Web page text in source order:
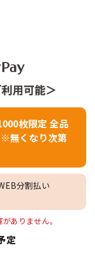
枚限定 全品
無くなり次第
分割払い
ありません。
定